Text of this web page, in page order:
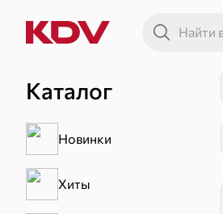
Каталог
Новинки
Хиты